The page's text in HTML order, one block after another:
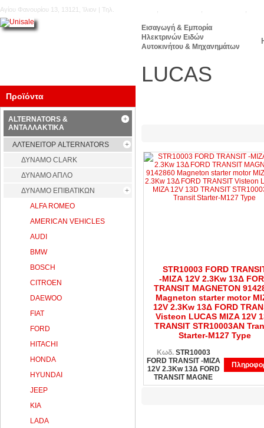
Εισαγωγή & Εμπορία
Ηλεκτρινών Ειδών
Αυτοκινήτου & Μηχανημάτων
Αγίου Φανουρίου 13, 13121, Ίλιον | Τηλ.
LUCAS
STR10003 FORD
-ΜΙΖΑ 12V 2.3Kw 13Δ
TRANSIT MAGNETON
Magneton starter motor
12V 2.3Kw 13Δ FORD
Visteon LUCAS MIZA 12V
TRANSIT STR10003AN
Starter-M127 Type
Κωδ. STR10003
FORD TRANSIT -ΜΙΖΑ
12V 2.3Kw 13Δ FORD
TRANSIT MAGNE
Προϊόντα
ALTERNATORS &
ΑΝΤΑΛΛΑΚΤΙΚΑ
ΑΛΤΕΝΕΙΤΟΡ ALTERNATORS
ΔΥΝΑΜΟ CLARK
ΔΥΝΑΜΟ ΑΠΛΟ
ΔΥΝΑΜΟ ΕΠΙΒΑΤΙΚΩΝ
ALFA ROMEO
AMERICAN VEHICLES
AUDI
BMW
BOSCH
CITROEN
DAEWOO
FIAT
FORD
HITACHI
HONDA
HYUNDAI
JEEP
KIA
LADA